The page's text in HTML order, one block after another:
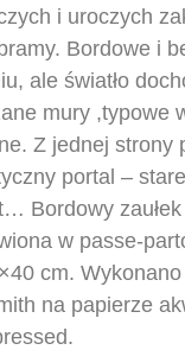
i uroczych
Bordowe i
ale światło
mury ,typowe
Z jednej strony
portal –
Bordowy
w passe-
cm.
na papierze